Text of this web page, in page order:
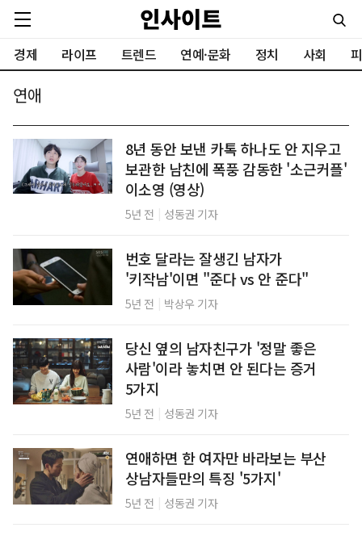
경제 라이프 트렌드 연예·문화 정치 사회
연애
8년 동안 보낸 카톡 하나도 안 지우고
보관한 남친에 폭풍 감동한 '소근커플'
이소영 (영상)
5년 전 성동권 기자
번호 달라는 잘생긴 남자가
'키작남'이면 "준다 vs 안 준다"
5년 전 박상우 기자
당신 옆의 남자친구가 '정말 좋은
사람'이라 놓치면 안 된다는 증거
5가지
5년 전 성동권 기자
연애하면 한 여자만 바라보는 부산
상남자들만의 특징 '5가지'
5년 전 성동권 기자